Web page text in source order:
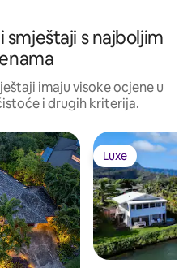
smještaji s najboljim
imaju visoke ocjene u
i drugih kriterija.
Luxe
Luxe